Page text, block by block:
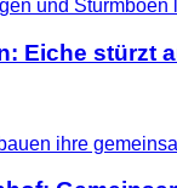
Eiche stürzt